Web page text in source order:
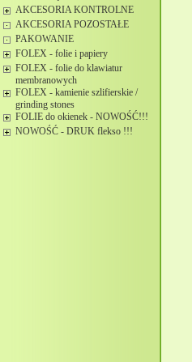
AKCESORIA KONTROLNE
AKCESORIA POZOSTAŁE
PAKOWANIE
FOLEX - folie i papiery
FOLEX - folie do klawiatur
membranowych
FOLEX - kamienie szlifierskie /
grinding stones
FOLIE do okienek - NOWOŚĆ!!!
NOWOŚĆ - DRUK flekso !!!